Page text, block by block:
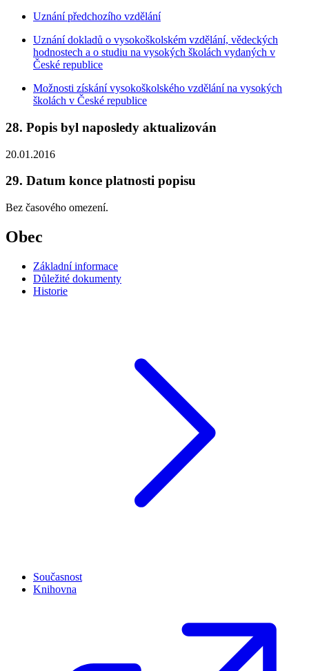
Uznání předchozího vzdělání
Uznání dokladů o vysokoškolském vzdělání, vědeckých
hodnostech a o studiu na vysokých školách vydaných v
České republice
Možnosti získání vysokoškolského vzdělání na vysokých
školách v České republice
28. Popis byl naposledy aktualizován
20.01.2016
29. Datum konce platnosti popisu
Bez časového omezení.
Obec
Základní informace
Důležité dokumenty
Historie
Současnost
Knihovna